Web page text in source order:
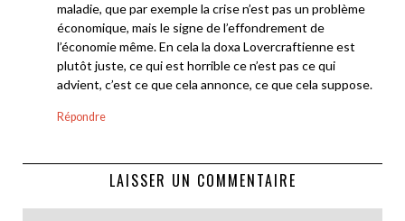
maladie, que par exemple la crise n’est pas un problème
économique, mais le signe de l’effondrement de
l’économie même. En cela la doxa Lovercraftienne est
plutôt juste, ce qui est horrible ce n’est pas ce qui
advient, c’est ce que cela annonce, ce que cela suppose.
Répondre
LAISSER UN COMMENTAIRE